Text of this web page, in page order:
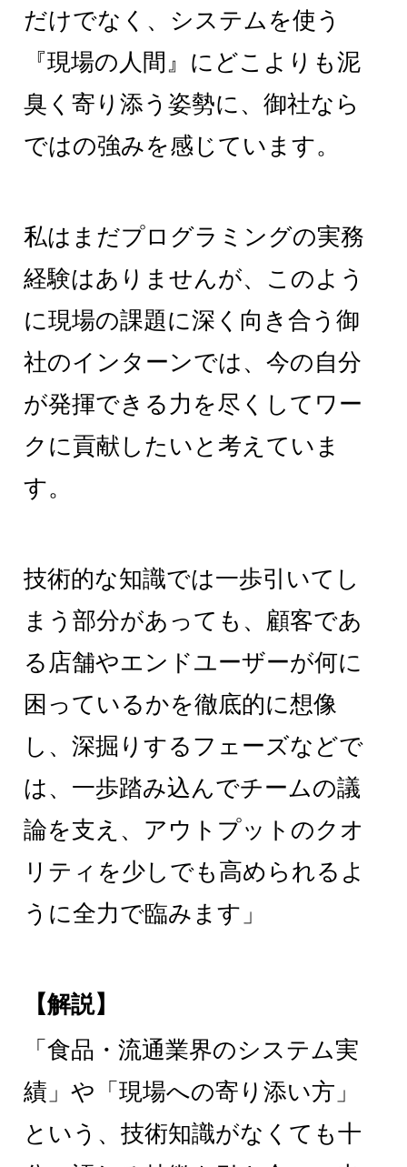
だけでなく、システムを使う
『現場の人間』にどこよりも泥
臭く寄り添う姿勢に、御社なら
ではの強みを感じています。
私はまだプログラミングの実務
経験はありませんが、このよう
に現場の課題に深く向き合う御
社のインターンでは、今の自分
が発揮できる力を尽くしてワー
クに貢献したいと考えていま
す。
技術的な知識では一歩引いてし
まう部分があっても、顧客であ
る店舗やエンドユーザーが何に
困っているかを徹底的に想像
し、深掘りするフェーズなどで
は、一歩踏み込んでチームの議
論を支え、アウトプットのクオ
リティを少しでも高められるよ
うに全力で臨みます」
【解説】
「食品・流通業界のシステム実
績」や「現場への寄り添い方」
という、技術知識がなくても十